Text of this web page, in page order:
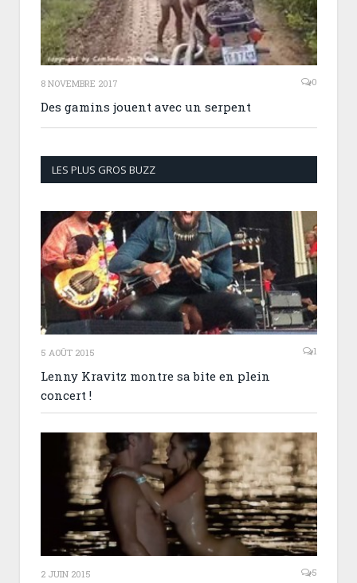
8 NOVEMBRE 2017 0
Des gamins jouent avec un serpent
LES PLUS GROS BUZZ
5 AOÛT 2015 1
Lenny Kravitz montre sa bite en plein
concert !
2 JUIN 2015 5